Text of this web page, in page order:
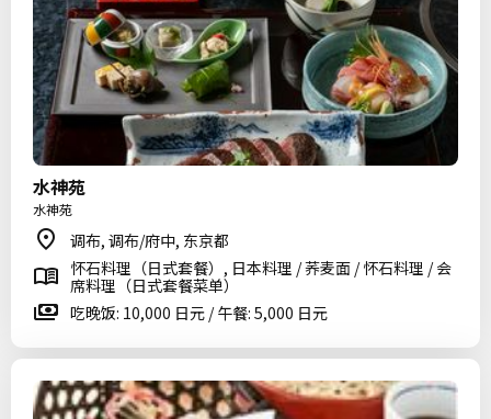
水神苑
水神苑
调布, 调布/府中, 东京都
怀石料理（日式套餐）, 日本料理 / 荞麦面 / 怀石料理 / 会
席料理（日式套餐菜单）
吃晚饭: 10,000 日元 / 午餐: 5,000 日元